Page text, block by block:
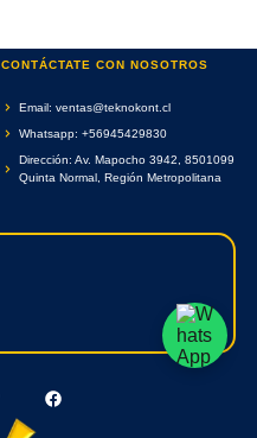
CONTÁCTATE CON NOSOTROS
Email: ventas@teknokont.cl
Whatsapp: +56945429830
Dirección: Av. Mapocho 3942, 8501099
Quinta Normal, Región Metropolitana